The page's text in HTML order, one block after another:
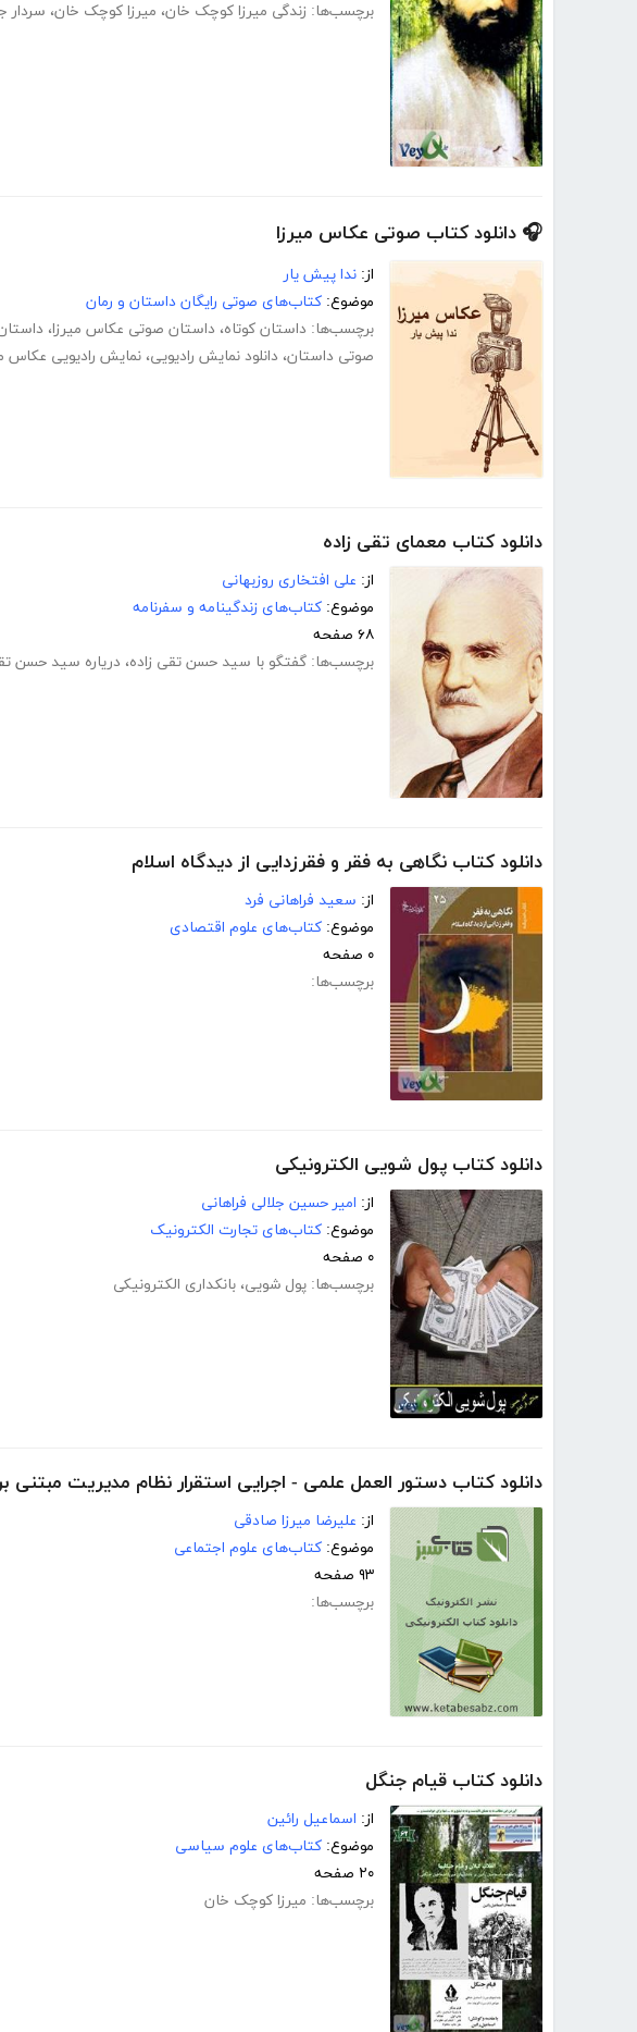
برچسب‌ها: زندگی میرزا کوچک خان، میرزا کوچک خان، سردار
🎧 دانلود کتاب صوتی عکاس میرزا
از: ندا پیش یار
موضوع: کتاب‌های صوتی رایگان داستان و رمان
برچسب‌ها: داستان کوتاه، داستان صوتی عکاس میرزا،
صوتی داستان، دانلود نمایش رادیویی، نمایش رادیویی عکاس
دانلود کتاب معمای تقی زاده
از: علی افتخاری روزبهانی
موضوع: کتاب‌های زندگینامه و سفرنامه
۶۸ صفحه
برچسب‌ها: گفتگو با سید حسن تقی زاده، دریاره سید حسن
دانلود کتاب نگاهی‌ به‌ فقر و فقرزدایی‌ از دیدگاه‌ اسلام‌
از: سعید فراهانی‌ فرد
موضوع: کتاب‌های علوم اقتصادی
۰ صفحه
برچسب‌ها:
دانلود کتاب پول شویی الکترونیکی
از: امیر حسین جلالی فراهانی
موضوع: کتاب‌های تجارت الکترونیک
۰ صفحه
برچسب‌ها: پول شویی، بانکداری الکترونیکی
دانلود کتاب دستور العمل علمی - اجرایی استقرار نظام مدیریت مبتنی
از: علیرضا میرزا صادقی
موضوع: کتاب‌های علوم اجتماعی
۹۳ صفحه
برچسب‌ها:
دانلود کتاب قیام جنگل
از: اسماعیل رائین
موضوع: کتاب‌های علوم سیاسی
۲۰ صفحه
برچسب‌ها: میرزا کوچک خان